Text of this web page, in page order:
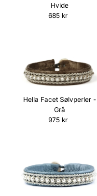
Hvide
Normalpris
685 kr
Hella Facet Sølvperler -
Grå
Normalpris
975 kr